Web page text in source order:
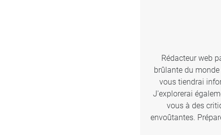
Rédacteur web
brûlante du
vous tiendrai
J'explorerai
vous à des
envoûtantes.